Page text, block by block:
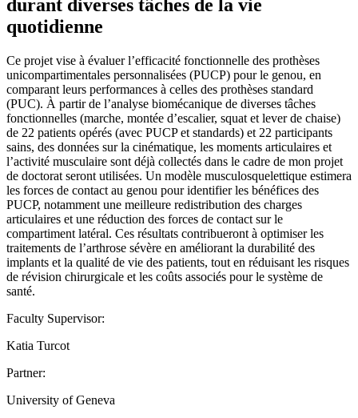
durant diverses tâches de la vie
quotidienne
Ce projet vise à évaluer l’efficacité fonctionnelle des prothèses
unicompartimentales personnalisées (PUCP) pour le genou, en
comparant leurs performances à celles des prothèses standard
(PUC). À partir de l’analyse biomécanique de diverses tâches
fonctionnelles (marche, montée d’escalier, squat et lever de chaise)
de 22 patients opérés (avec PUCP et standards) et 22 participants
sains, des données sur la cinématique, les moments articulaires et
l’activité musculaire sont déjà collectés dans le cadre de mon projet
de doctorat seront utilisées. Un modèle musculosquelettique estimera
les forces de contact au genou pour identifier les bénéfices des
PUCP, notamment une meilleure redistribution des charges
articulaires et une réduction des forces de contact sur le
compartiment latéral. Ces résultats contribueront à optimiser les
traitements de l’arthrose sévère en améliorant la durabilité des
implants et la qualité de vie des patients, tout en réduisant les risques
de révision chirurgicale et les coûts associés pour le système de
santé.
Faculty Supervisor:
Katia Turcot
Partner:
University of Geneva